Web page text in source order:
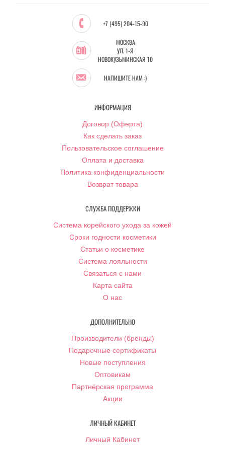
+7 (495) 204-15-90
МОСКВА
УЛ. 1-Я
НОВОКУЗЬМИНСКАЯ 10
НАПИШИТЕ НАМ :)
ИНФОРМАЦИЯ
Договор (Оферта)
Как сделать заказ
Пользовательское соглашение
Оплата и доставка
Политика конфиденциальности
Возврат товара
СЛУЖБА ПОДДЕРЖКИ
Система корейского ухода за кожей
Сроки годности косметики
Статьи о косметике
Система лояльности
Связаться с нами
Карта сайта
О нас
ДОПОЛНИТЕЛЬНО
Производители (бренды)
Подарочные сертификаты
Новые поступления
Оптовикам
Партнёрская программа
Акции
ЛИЧНЫЙ КАБИНЕТ
Личный Кабинет